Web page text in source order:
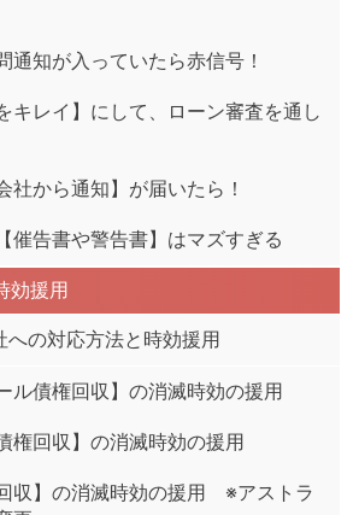
通知が入っていたら赤信号！
キレイ】にして、ローン審査を通し
社から通知】が届いたら！
催告書や警告書】はマズすぎる
効援用
への対応方法と時効援用
ル債権回収】の消滅時効の援用
権回収】の消滅時効の援用
回収】の消滅時効の援用 ※アストラ